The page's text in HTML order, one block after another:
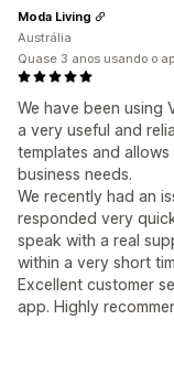
We have been using
a very useful and
templates and
business needs.
We recently had an
responded very
speak with a real
within a very short
Excellent customer
app. Highly
Moda Living
Austrália
Quase 3 anos usando o